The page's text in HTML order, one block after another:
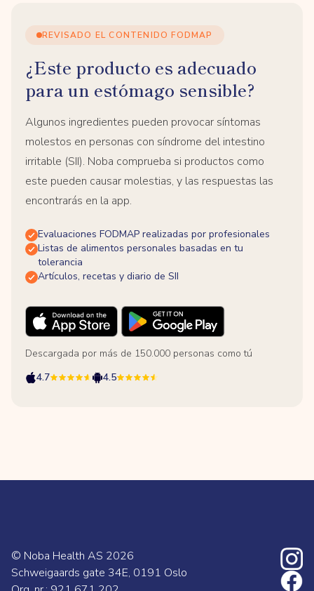
REVISADO EL CONTENIDO FODMAP
¿Este producto es adecuado
para un estómago sensible?
Algunos ingredientes pueden provocar síntomas
molestos en personas con síndrome del intestino
irritable (SII). Noba comprueba si productos como
este pueden causar molestias, y las respuestas las
encontrarás en la app.
Evaluaciones FODMAP realizadas por profesionales
Listas de alimentos personales basadas en tu
tolerancia
Artículos, recetas y diario de SII
Descargada por más de 150.000 personas como tú
4.7
4.5
© Noba Health AS 2026
Schweigaards gate 34E, 0191 Oslo